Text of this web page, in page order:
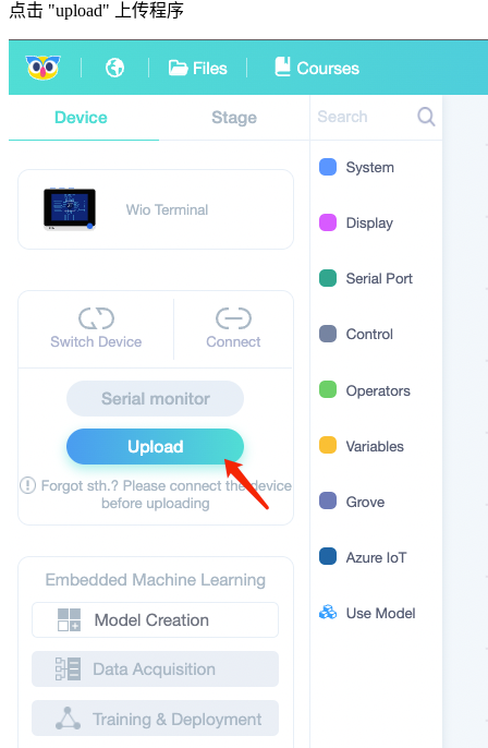
点击 "upload" 上传程序